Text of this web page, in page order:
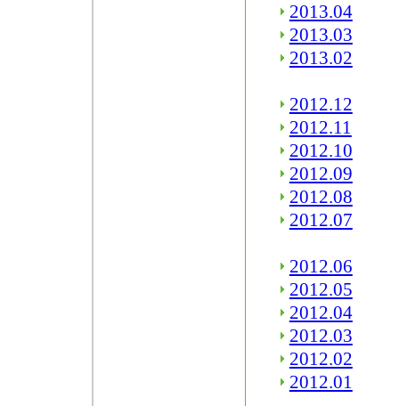
2013.04
2013.03
2013.02
2012.12
2012.11
2012.10
2012.09
2012.08
2012.07
2012.06
2012.05
2012.04
2012.03
2012.02
2012.01